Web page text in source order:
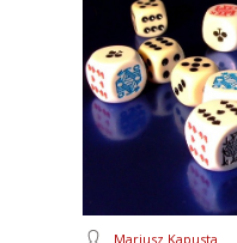
Mariusz Kapusta